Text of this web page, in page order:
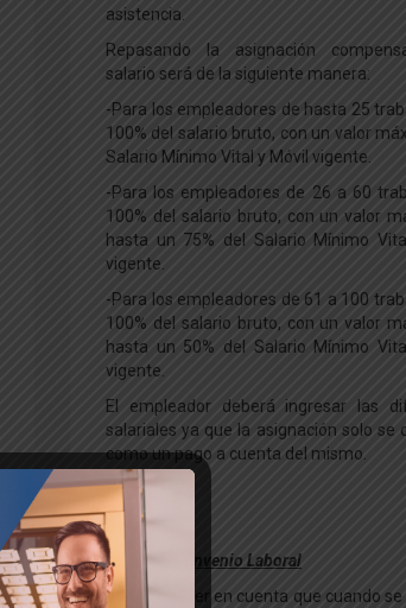
asistencia.
Repasando la asignación
salario será de la siguiente manera:
-Para los empleadores de hasta 25
100% del salario bruto, con un valor
Salario Mínimo Vital y Móvil vigente.
-Para los empleadores de 26 a 60
100% del salario bruto, con un valor
hasta un 75% del Salario Mínimo
vigente.
-Para los empleadores de 61 a 100
100% del salario bruto, con un valor
hasta un 50% del Salario Mínimo
vigente.
El empleador deberá ingresar las
salariales ya que la asignación solo se
como un pago a cuenta del mismo.
Carga de Convenio Laboral
Hay que tener en cuenta que cuando se